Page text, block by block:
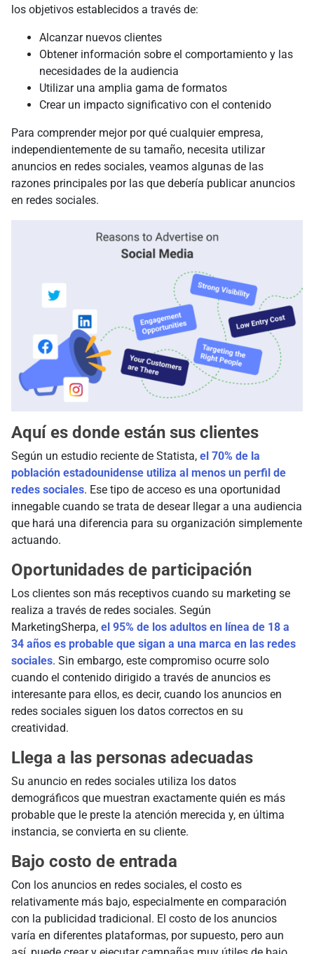
los objetivos establecidos a través de:
Alcanzar nuevos clientes
Obtener información sobre el comportamiento y las
necesidades de la audiencia
Utilizar una amplia gama de formatos
Crear un impacto significativo con el contenido
Para comprender mejor por qué cualquier empresa,
independientemente de su tamaño, necesita utilizar
anuncios en redes sociales, veamos algunas de las
razones principales por las que debería publicar anuncios
en redes sociales.
Aquí es donde están sus clientes
Según un estudio reciente de Statista, el 70% de la
población estadounidense utiliza al menos un perfil de
redes sociales. Ese tipo de acceso es una oportunidad
innegable cuando se trata de desear llegar a una audiencia
que hará una diferencia para su organización simplemente
actuando.
Oportunidades de participación
Los clientes son más receptivos cuando su marketing se
realiza a través de redes sociales. Según
MarketingSherpa, el 95% de los adultos en línea de 18 a
34 años es probable que sigan a una marca en las redes
sociales. Sin embargo, este compromiso ocurre solo
cuando el contenido dirigido a través de anuncios es
interesante para ellos, es decir, cuando los anuncios en
redes sociales siguen los datos correctos en su
creatividad.
Llega a las personas adecuadas
Su anuncio en redes sociales utiliza los datos
demográficos que muestran exactamente quién es más
probable que le preste la atención merecida y, en última
instancia, se convierta en su cliente.
Bajo costo de entrada
Con los anuncios en redes sociales, el costo es
relativamente más bajo, especialmente en comparación
con la publicidad tradicional. El costo de los anuncios
varía en diferentes plataformas, por supuesto, pero aun